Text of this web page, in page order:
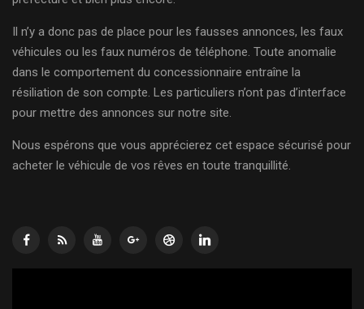
Il n’y a donc pas de place pour les fausses annonces, les faux
véhicules ou les faux numéros de téléphone. Toute anomalie
dans le comportement du concessionnaire entraîne la
résiliation de son compte. Les particuliers n’ont pas d’interface
pour mettre des annonces sur notre site.
Nous espérons que vous apprécierez cet espace sécurisé pour
acheter le véhicule de vos rêves en toute tranquillité.